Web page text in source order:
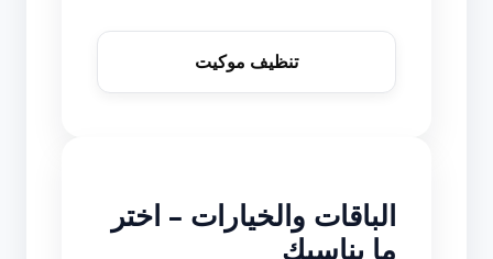
تنظيف موكيت
الباقات والخيارات – اختر
ما يناسبك